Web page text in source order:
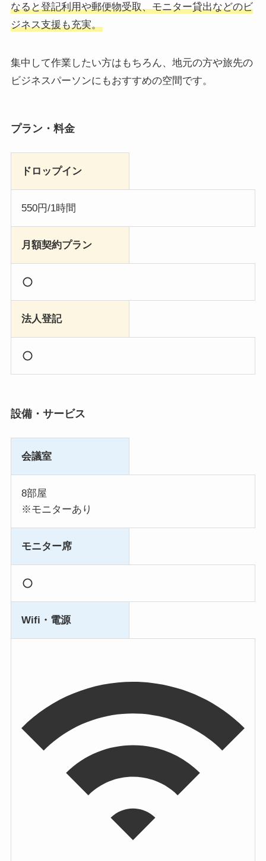
なると登記利用や郵便物受取、モニター貸出などのビ
ジネス支援も充実。
集中して作業したい方はもちろん、地元の方や旅先の
ビジネスパーソンにもおすすめの空間です。
プラン・料金
ドロップイン
550円/1時間
月額契約プラン
法人登記
設備・サービス
会議室
8部屋
※モニターあり
モニター席
Wifi・電源